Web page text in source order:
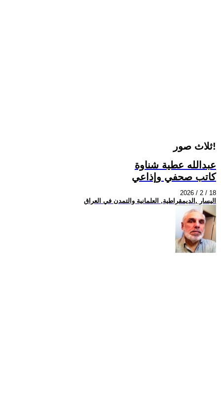
ثلاث صور!
عبدالله عطية شناوة
كاتب صحفي وإذاعي
2026 / 2 / 18
اليسار ,الديمقراطية, العلمانية والتمدن في العراق